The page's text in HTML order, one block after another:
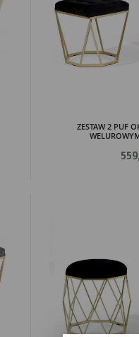
ZESTAW 2 PUF